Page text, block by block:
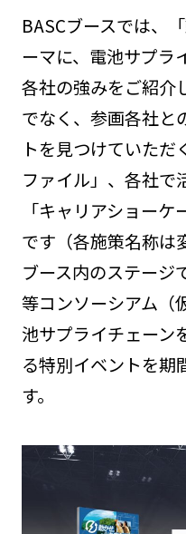
BASCブースでは、
ーマに、電池サプラ
各社の強みをご紹介
でなく、参画各社と
トを見つけていただ
ファイル」、各社で
「キャリアショー
です（各施策名称は
ブース内のステージ
等コンソーシアム（
池サプライチェーン
る特別イベントを期
す。